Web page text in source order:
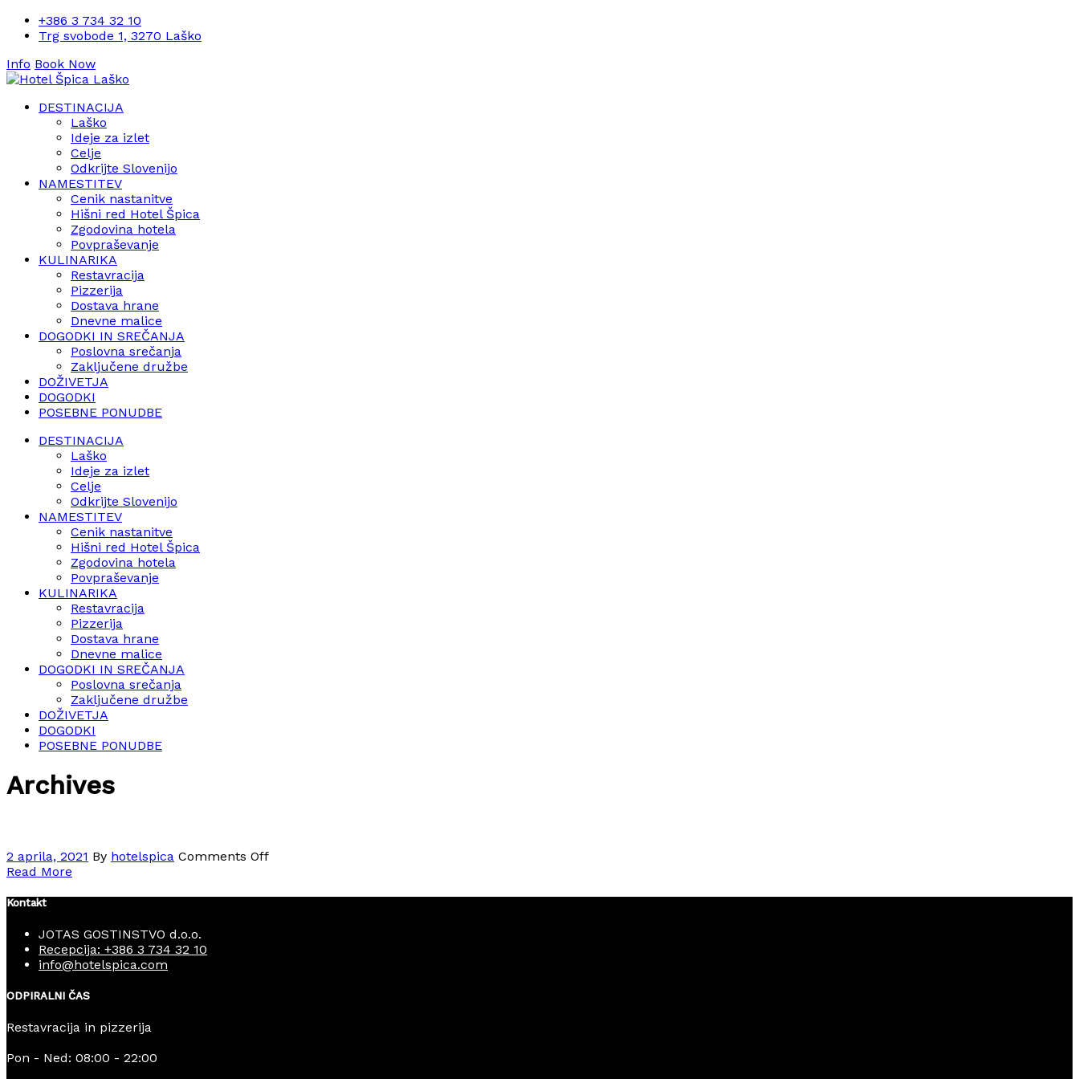
+386 3 734 32 10
Trg svobode 1, 3270 Laško
Info Book Now
DESTINACIJA
Laško
Ideje za izlet
Celje
Odkrijte Slovenijo
NAMESTITEV
Cenik nastanitve
Hišni red Hotel Špica
Zgodovina hotela
Povpraševanje
KULINARIKA
Restavracija
Pizzerija
Dostava hrane
Dnevne malice
DOGODKI IN SREČANJA
Poslovna srečanja
Zaključene družbe
DOŽIVETJA
DOGODKI
POSEBNE PONUDBE
DESTINACIJA
Laško
Ideje za izlet
Celje
Odkrijte Slovenijo
NAMESTITEV
Cenik nastanitve
Hišni red Hotel Špica
Zgodovina hotela
Povpraševanje
KULINARIKA
Restavracija
Pizzerija
Dostava hrane
Dnevne malice
DOGODKI IN SREČANJA
Poslovna srečanja
Zaključene družbe
DOŽIVETJA
DOGODKI
POSEBNE PONUDBE
Archives
2 aprila, 2021 By hotelspica Comments Off
Read More
Kontakt
JOTAS GOSTINSTVO d.o.o.
Recepcija: +386 3 734 32 10
info@hotelspica.com
ODPIRALNI ČAS
Restavracija in pizzerija
Pon - Ned: 08:00 - 22:00